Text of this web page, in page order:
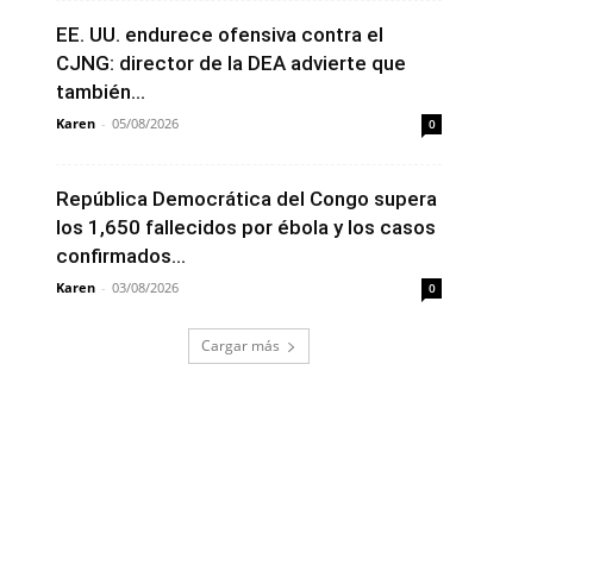
EE. UU. endurece ofensiva contra el
CJNG: director de la DEA advierte que
también...
Karen - 05/08/2026 0
República Democrática del Congo supera
los 1,650 fallecidos por ébola y los casos
confirmados...
Karen - 03/08/2026 0
Cargar más